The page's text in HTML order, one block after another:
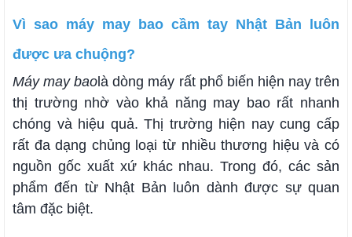
Vì sao máy may bao cầm tay Nhật Bản luôn
được ưa chuộng?
Máy may baolà dòng máy rất phổ biến hiện nay trên
thị trường nhờ vào khả năng may bao rất nhanh
chóng và hiệu quả. Thị trường hiện nay cung cấp
rất đa dạng chủng loại từ nhiều thương hiệu và có
nguồn gốc xuất xứ khác nhau. Trong đó, các sản
phẩm đến từ Nhật Bản luôn dành được sự quan
tâm đặc biệt.